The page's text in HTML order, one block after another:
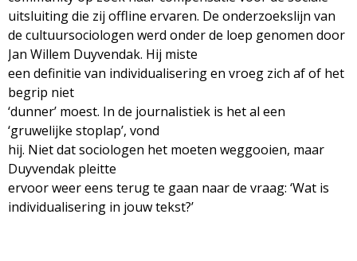
uitsluiting die zij offline ervaren. De onderzoekslijn van
de cultuursociologen werd onder de loep genomen door
Jan Willem Duyvendak. Hij miste
een definitie van individualisering en vroeg zich af of het
begrip niet
‘dunner’ moest. In de journalistiek is het al een
‘gruwelijke stoplap’, vond
hij. Niet dat sociologen het moeten weggooien, maar
Duyvendak pleitte
ervoor weer eens terug te gaan naar de vraag: ‘Wat is
individualisering in jouw tekst?’